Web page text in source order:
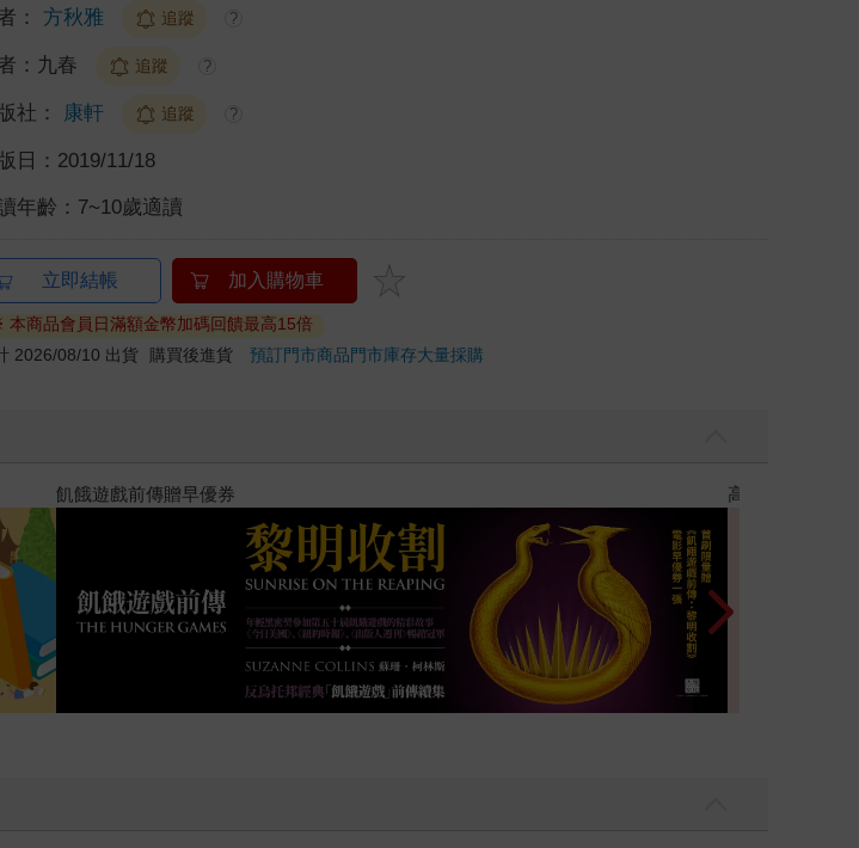
： 方秋雅 追蹤 ?
： 九春 追蹤 ?
社： 康軒 追蹤 ?
日： 2019/11/18
年齡： 7~10歲適讀
立即結帳 加入購物車
本商品會員日滿額金幣加碼回饋最高15倍
2026/08/10 出貨
購買後進貨預訂門市商品門市庫存大量採購
PUGO噗果聰明書包開學季預購優惠 遠流童書展75折